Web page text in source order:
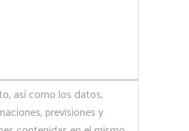
así como los datos,
previsiones y